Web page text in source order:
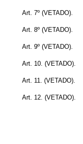
Art. 7º (VETADO).
Art. 8º (VETADO).
Art. 9º (VETADO).
Art. 10. (VETADO).
Art. 11. (VETADO).
Art. 12. (VETADO).